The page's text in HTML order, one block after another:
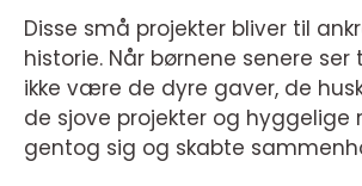
Disse små projekter bliver til
historie. Når børnene senere
ikke være de dyre gaver, de
de sjove projekter og hyggelige
gentog sig og skabte